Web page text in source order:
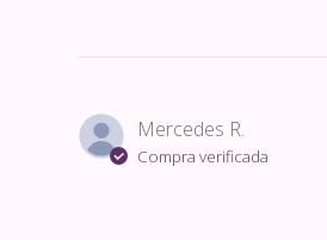
Mercedes R.
Compra verificada